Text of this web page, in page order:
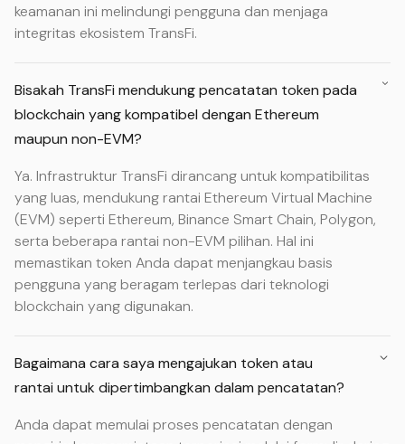
keamanan ini melindungi pengguna dan menjaga
integritas ekosistem TransFi.
Bisakah TransFi mendukung pencatatan token pada
blockchain yang kompatibel dengan Ethereum
maupun non-EVM?
Ya. Infrastruktur TransFi dirancang untuk kompatibilitas
yang luas, mendukung rantai Ethereum Virtual Machine
(EVM) seperti Ethereum, Binance Smart Chain, Polygon,
serta beberapa rantai non-EVM pilihan. Hal ini
memastikan token Anda dapat menjangkau basis
pengguna yang beragam terlepas dari teknologi
blockchain yang digunakan.
Bagaimana cara saya mengajukan token atau
rantai untuk dipertimbangkan dalam pencatatan?
Anda dapat memulai proses pencatatan dengan